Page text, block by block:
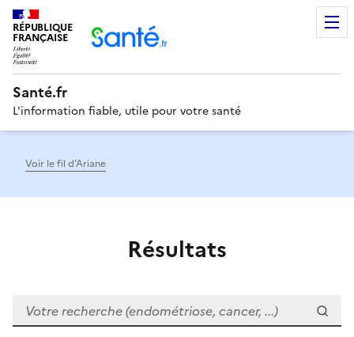
RÉPUBLIQUE
FRANÇAISE
Santé.fr
L'information fiable, utile pour votre santé
Voir le fil d’Ariane
Résultats
Votre recherche (endométriose, cancer, ...)